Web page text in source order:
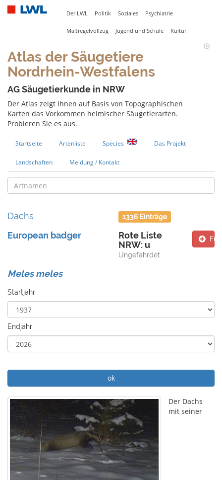
Der LWL Politik Soziales Psychiatrie
Maßregelvollzug Jugend und Schule Kultur
Atlas der Säugetiere
Nordrhein-Westfalens
AG Säugetierkunde in NRW
Der Atlas zeigt Ihnen auf Basis von Topographischen
Karten das Vorkommen heimischer Säugetierarten.
Probieren Sie es aus.
Startseite Artenliste Species Das Projekt
Landschaften Meldung / Kontakt
Dachs 1336 Einträge
European badger
Rote Liste
NRW: u
Ungefährdet
Meles meles
Startjahr
Endjahr
ok
Der Dachs
mit seiner